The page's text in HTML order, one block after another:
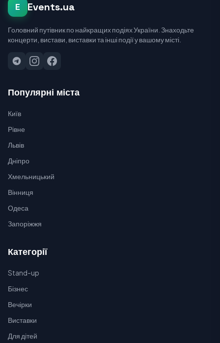
E Events.ua
Головний путівник по найкращих подіях України. Знаходьте
концерти, вистави, виставки та інші події у вашому місті.
Популярні міста
Київ
Рівне
Львів
Дніпро
Хмельницький
Вінниця
Одеса
Запоріжжя
Категорії
Stand-up
Бізнес
Вечірки
Виставки
Для дітей